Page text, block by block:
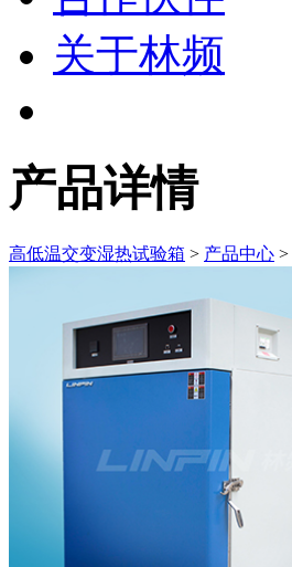
关于林频
产品详情
高低温交变湿热试验箱 > 产品中心 >